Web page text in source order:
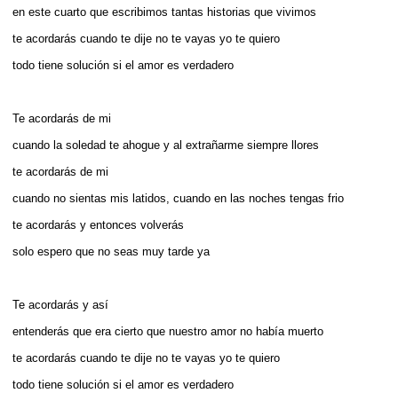
en este cuarto que escribimos tantas historias que vivimos
te acordarás cuando te dije no te vayas yo te quiero
todo tiene solución si el amor es verdadero
Te acordarás de mi
cuando la soledad te ahogue y al extrañarme siempre llores
te acordarás de mi
cuando no sientas mis latidos, cuando en las noches tengas frio
te acordarás y entonces volverás
solo espero que no seas muy tarde ya
Te acordarás y así
entenderás que era cierto que nuestro amor no había muerto
te acordarás cuando te dije no te vayas yo te quiero
todo tiene solución si el amor es verdadero